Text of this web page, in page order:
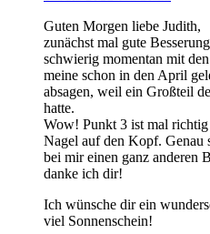
Guten Morgen liebe Judith,
zunächst mal gute
schwierig momentan mit
meine schon in den April
absagen, weil ein Großteil
hatte.
Wow! Punkt 3 ist mal
Nagel auf den Kopf. Genau
bei mir einen ganz anderen
danke ich dir!
Ich wünsche dir ein
viel Sonnenschein!